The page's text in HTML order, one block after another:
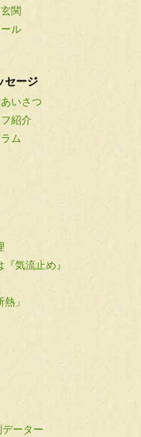
関
ル
セージ
いさつ
紹介
ム
気流止め』
」
ーター